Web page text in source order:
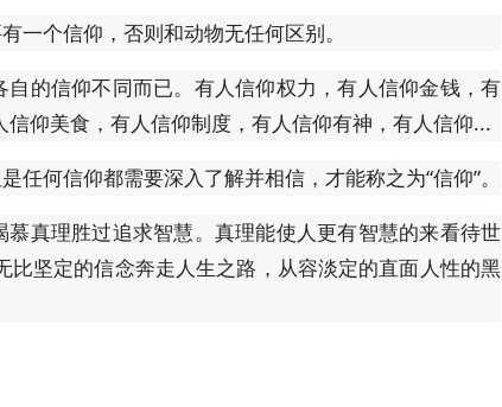
个信仰，否则和动物无任何区别。
的信仰不同而已。有人信仰权力，有人信仰金钱，有
仰美食，有人信仰制度，有人信仰有神，有人信仰...
何信仰都需要深入了解并相信，才能称之为“信仰”。
真理胜过追求智慧。真理能使人更有智慧的来看待世
坚定的信念奔走人生之路，从容淡定的直面人性的黑